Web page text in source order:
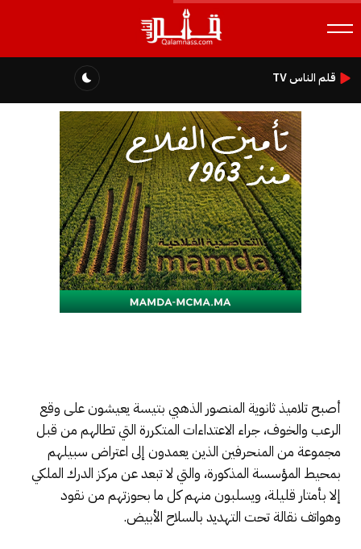
قلم الناس TV
أصبح تلاميذ ثانوية المنصور الذهبي بتيسة يعيشون على وقع
الرعب والخوف، جراء الاعتداءات المتكررة التي تطالهم من قبل
مجموعة من المنحرفين الذين يعمدون إلى اعتراض سبيلهم
بمحيط المؤسسة المذكورة، والتي لا تبعد عن مركز الدرك الملكي
إلا بأمتار قليلة، ويسلبون منهم كل ما بحوزتهم من نقود
وهواتف نقالة تحت التهديد بالسلاح الأبيض.